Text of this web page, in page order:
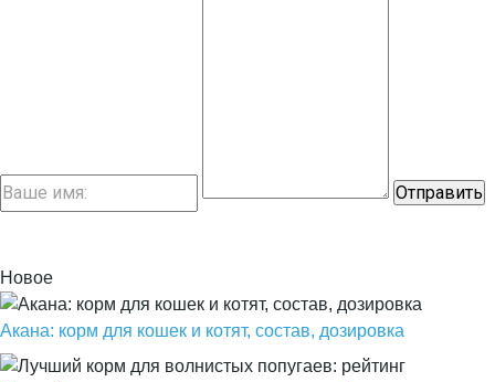
Новое
Акана: корм для кошек и котят, состав, дозировка